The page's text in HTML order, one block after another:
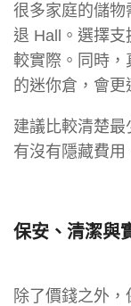
很多家庭的儲物
退 Hall。選擇
較實際。同時，
的迷你倉，會更
建議比較清楚
有沒有隱藏費用
保安、清潔與
除了價錢之外